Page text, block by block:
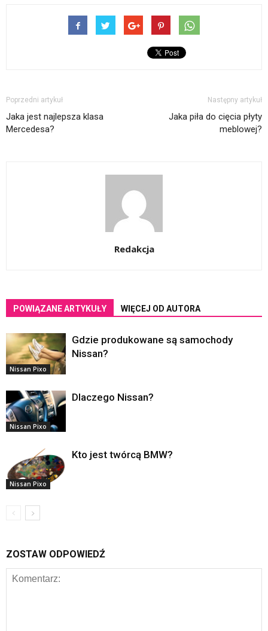
Poprzedni artykuł
Jaka jest najlepsza klasa
Mercedesa?
Następny artykuł
Jaka piła do cięcia płyty
meblowej?
Redakcja
POWIĄZANE ARTYKUŁY WIĘCEJ OD AUTORA
Nissan Pixo
Gdzie produkowane są samochody
Nissan?
Nissan Pixo
Dlaczego Nissan?
Nissan Pixo
Kto jest twórcą BMW?
ZOSTAW ODPOWIEDŹ